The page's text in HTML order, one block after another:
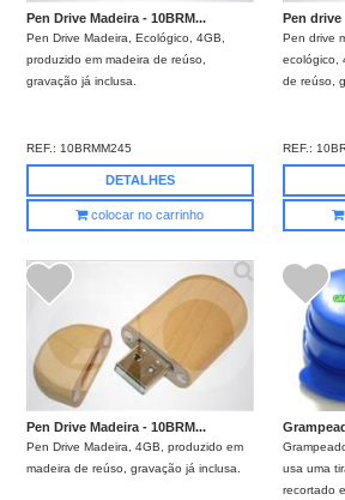
Pen Drive Madeira - 10BRM...
Pen Drive Madeira, Ecológico, 4GB,
produzido em madeira de reúso,
gravação já inclusa.
REF.: 10BRMM245
DETALHES
colocar no carrinho
Pen drive
Pen drive
ecológico,
de reúso,
REF.:
Pen Drive Madeira - 10BRM...
Pen Drive Madeira, 4GB, produzido em
madeira de reúso, gravação já inclusa.
usa uma
recortado